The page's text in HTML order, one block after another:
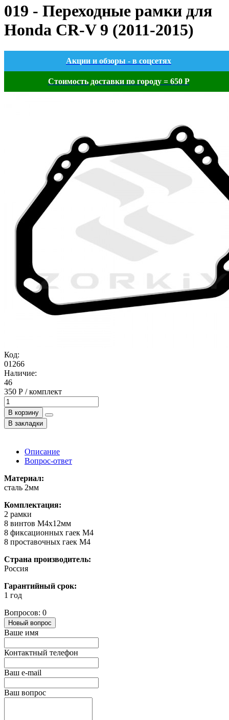
019 - Переходные рамки для
Honda CR-V 9 (2011-2015)
Акции и обзоры - в соцсетях
Стоимость доставки по городу = 650 Р
Код:
01266
Наличие:
46
350 Р / комплект
В корзину
В закладки
Описание
Вопрос-ответ
Материал:
сталь 2мм
Комплектация:
2 рамки
8 винтов M4x12мм
8 фиксационных гаек M4
8 проставочных гаек М4
Страна производитель:
Россия
Гарантийный срок:
1 год
Вопросов: 0
Новый вопрос
Ваше имя
Контактный телефон
Ваш e-mail
Ваш вопрос